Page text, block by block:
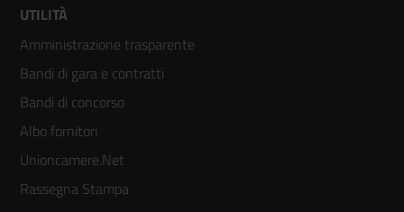
Footer
menù
colonna
2
UTILITÀ
Amministrazione trasparente
Bandi di gara e contratti
Bandi di concorso
Albo fornitori
Unioncamere.Net
Rassegna Stampa